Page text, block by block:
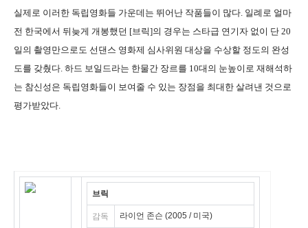
실제로 이러한 독립영화들 가운데는 뛰어난 작품들이 많다. 일례로 얼마
전 한국에서 뒤늦게 개봉했던 [브릭]의 경우는 스타급 연기자 없이 단 20
일의 촬영만으로도 선댄스 영화제 심사위원 대상을 수상할 정도의 완성
도를 갖췄다. 하드 보일드라는 한물간 장르를 10대의 눈높이로 재해석하
는 참신성은 독립영화들이 보여줄 수 있는 장점을 최대한 살려낸 것으로
평가받았다.
브릭
감독 라이언 존슨 (2005 / 미국)